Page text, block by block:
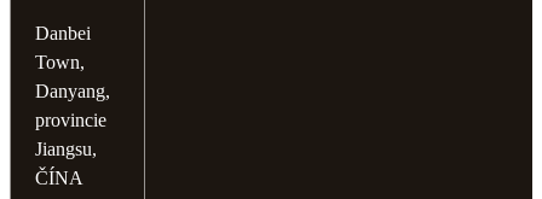
Danbei
Town,
Danyang,
provincie
Jiangsu,
ČÍNA